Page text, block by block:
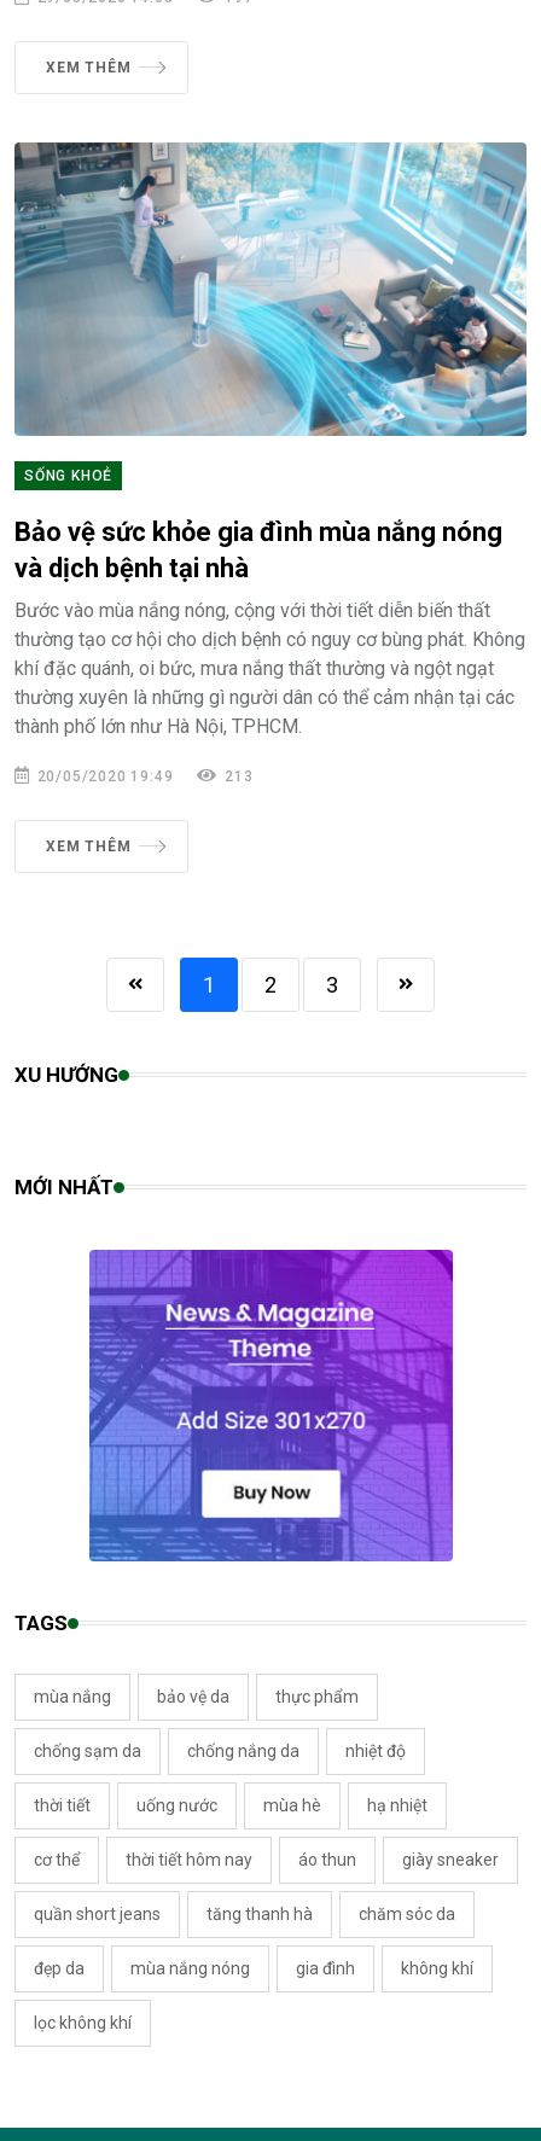
XEM THÊM
SỐNG KHOẺ
Bảo vệ sức khỏe gia đình mùa nắng nóng
và dịch bệnh tại nhà
Bước vào mùa nắng nóng, cộng với thời tiết diễn biến thất
thường tạo cơ hội cho dịch bệnh có nguy cơ bùng phát. Không
khí đặc quánh, oi bức, mưa nắng thất thường và ngột ngạt
thường xuyên là những gì người dân có thể cảm nhận tại các
thành phố lớn như Hà Nội, TPHCM.
20/05/2020 19:49 213
XEM THÊM
1 2 3
XU HƯỚNG
MỚI NHẤT
TAGS
mùa nắng bảo vệ da thực phẩm
chống sạm da chống nắng da nhiệt độ
thời tiết uống nước mùa hè hạ nhiệt
cơ thể thời tiết hôm nay áo thun giày sneaker
quần short jeans tăng thanh hà chăm sóc da
đẹp da mùa nắng nóng gia đình không khí
lọc không khí